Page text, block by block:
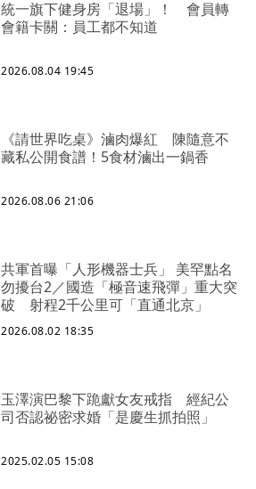
統一旗下健身房「退場」！ 會員轉
會籍卡關：員工都不知道
2026.08.04 19:45
《請世界吃桌》滷肉爆紅 陳隨意不
藏私公開食譜！5食材滷出一鍋香
2026.08.06 21:06
共軍首曝「人形機器士兵」 美罕點名
勿擾台2／國造「極音速飛彈」重大突
破 射程2千公里可「直通北京」
2026.08.02 18:35
玉澤演巴黎下跪獻女友戒指 經紀公
司否認祕密求婚「是慶生抓拍照」
2025.02.05 15:08